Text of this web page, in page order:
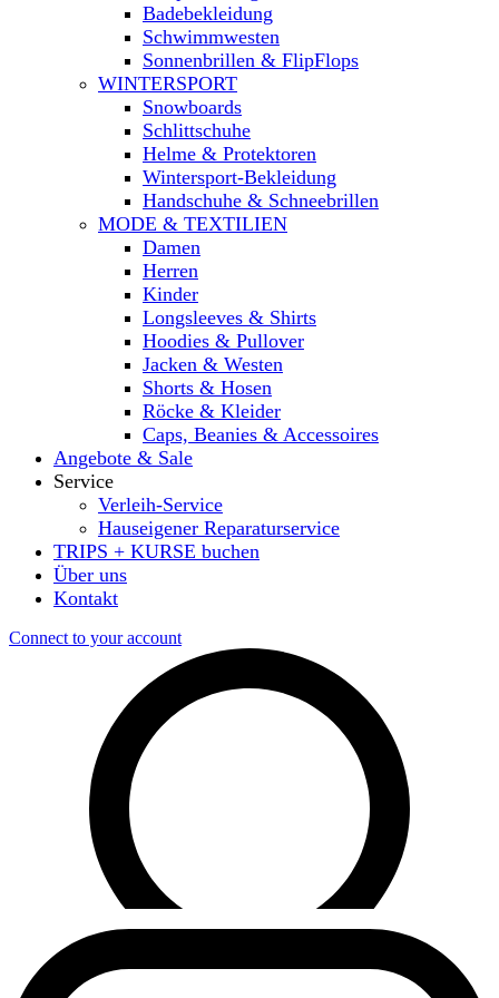
Badebekleidung
Schwimmwesten
Sonnenbrillen & FlipFlops
WINTERSPORT
Snowboards
Schlittschuhe
Helme & Protektoren
Wintersport-Bekleidung
Handschuhe & Schneebrillen
MODE & TEXTILIEN
Damen
Herren
Kinder
Longsleeves & Shirts
Hoodies & Pullover
Jacken & Westen
Shorts & Hosen
Röcke & Kleider
Caps, Beanies & Accessoires
Angebote & Sale
Service
Verleih-Service
Hauseigener Reparaturservice
TRIPS + KURSE buchen
Über uns
Kontakt
Connect to your account